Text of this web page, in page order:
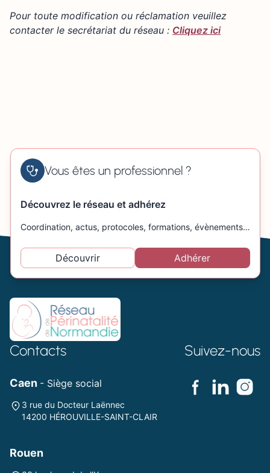
−
Pour toute modification ou réclamation veuillez
contacter le secrétariat du réseau : Cliquez ici
Vous êtes un professionnel ?
Découvrez le réseau et adhérez
Coordination, actus, protocoles, formations, évènements…
Découvrir Adhérer
Contacts
Caen - Siège social
3 rue du Docteur Laënnec
14200 HÉROUVILLE-SAINT-CLAIR
Rouen
Suivez-nous